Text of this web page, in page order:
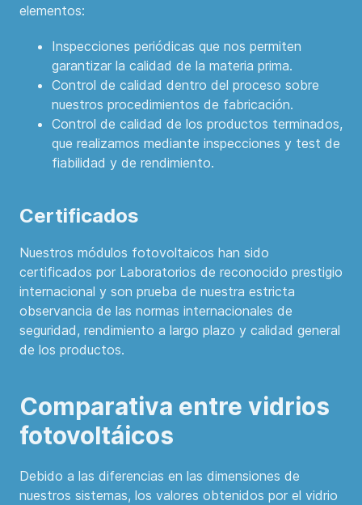
elementos:
Inspecciones periódicas que nos permiten
garantizar la calidad de la materia prima.
Control de calidad dentro del proceso sobre
nuestros procedimientos de fabricación.
Control de calidad de los productos terminados,
que realizamos mediante inspecciones y test de
fiabilidad y de rendimiento.
Certificados
Nuestros módulos fotovoltaicos han sido
certificados por Laboratorios de reconocido prestigio
internacional y son prueba de nuestra estricta
observancia de las normas internacionales de
seguridad, rendimiento a largo plazo y calidad general
de los productos.
Comparativa entre vidrios
fotovoltáicos
Debido a las diferencias en las dimensiones de
nuestros sistemas, los valores obtenidos por el vidrio